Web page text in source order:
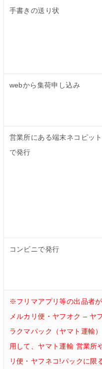
手書きの送り状
webから集荷申し込み
営業所にある端末ネコピット
で発行
コンビニで発行
※フリマアプリ等の出品者
メルカリ便・ヤフオク – ヤ
ラクマパック（ヤマト運輸
用して、ヤマト運輸 営業所
リ便・ヤフネコ!パックに限